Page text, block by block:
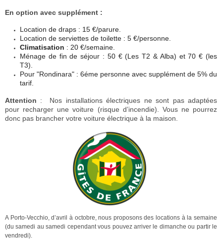
En option avec supplément :
Location de draps : 15 €/parure.
Location de serviettes de toilette : 5 €/personne.
Climatisation : 20 €/semaine.
Ménage de fin de séjour : 50 € (Les T2 & Alba) et 70 € (les
T3).
Pour "Rondinara" : 6éme personne avec supplément de 5% du
tarif.
Attention : Nos installations électriques ne sont pas adaptées
pour recharger une voiture (risque d’incendie). Vous ne pourrez
donc pas brancher votre voiture électrique à la maison.
A Porto-Vecchio, d’avril à octobre, nous proposons des locations à la semaine
(du samedi au samedi cependant vous pouvez arriver le dimanche ou partir le
vendredi).